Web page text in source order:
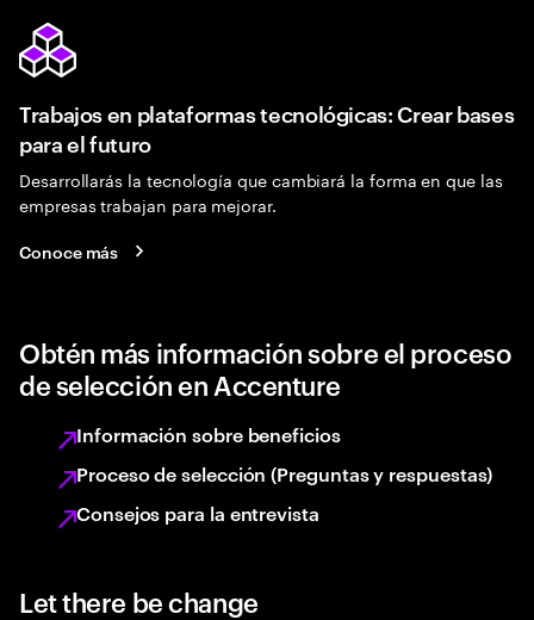
Trabajos en plataformas tecnológicas: Crear bases
para el futuro
Desarrollarás la tecnología que cambiará la forma en que las
empresas trabajan para mejorar.
Conoce más
Obtén más información sobre el proceso
de selección en Accenture
Información sobre beneficios
Proceso de selección (Preguntas y respuestas)
Consejos para la entrevista
Let there be change